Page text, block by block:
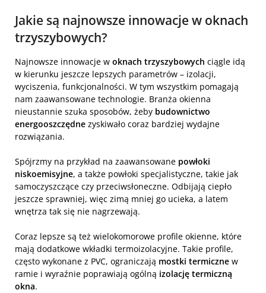
Jakie są najnowsze innowacje w oknach
trzyszybowych?
Najnowsze innowacje w oknach trzyszybowych ciągle idą
w kierunku jeszcze lepszych parametrów – izolacji,
wyciszenia, funkcjonalności. W tym wszystkim pomagają
nam zaawansowane technologie. Branża okienna
nieustannie szuka sposobów, żeby budownictwo
energooszczędne zyskiwało coraz bardziej wydajne
rozwiązania.
Spójrzmy na przykład na zaawansowane powłoki
niskoemisyjne, a także powłoki specjalistyczne, takie jak
samoczyszczące czy przeciwsłoneczne. Odbijają ciepło
jeszcze sprawniej, więc zimą mniej go ucieka, a latem
wnętrza tak się nie nagrzewają.
Coraz lepsze są też wielokomorowe profile okienne, które
mają dodatkowe wkładki termoizolacyjne. Takie profile,
często wykonane z PVC, ograniczają mostki termiczne w
ramie i wyraźnie poprawiają ogólną izolację termiczną
okna.